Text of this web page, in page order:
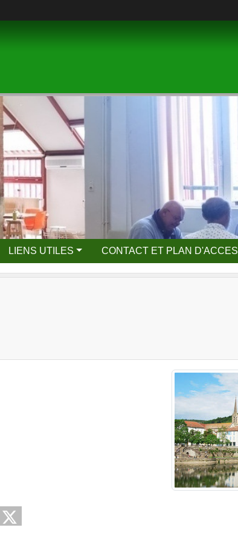
LIENS UTILES CONTACT ET PLAN D'ACCES